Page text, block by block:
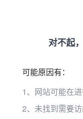
对不起
可能原因有：
1、网站可能在
2、未找到需要访